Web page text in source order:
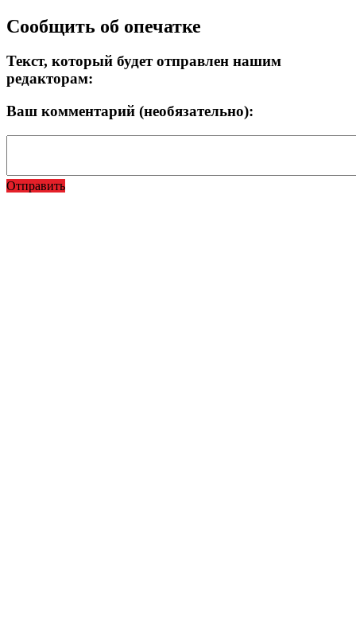
Сообщить об опечатке
Текст, который будет отправлен нашим
редакторам:
Ваш комментарий (необязательно):
Отправить